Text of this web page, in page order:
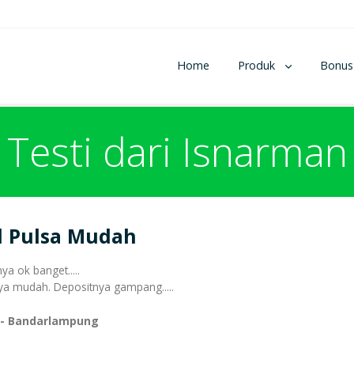
Home Produk Bonus
Testi dari Isnarman
Pulsa Mudah
ok banget.....
mudah. Depositnya gampang.....
Bandarlampung